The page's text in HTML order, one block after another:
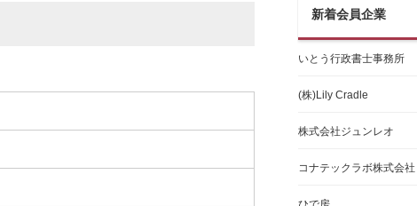
新着会員企業
いとう行政書士事務所
(株)Lily Cradle
株式会社ジュンレオ
コナテックラボ株式会社